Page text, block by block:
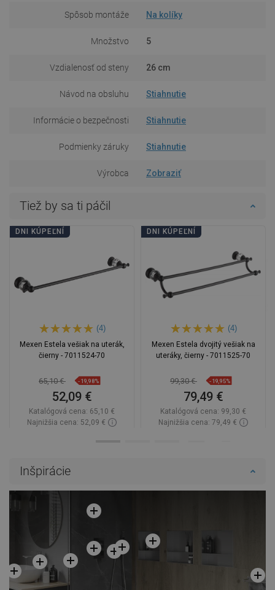
Spôsob montáže Na kolíky
Množstvo 5
Vzdialenosť od steny 26 cm
Návod na obsluhu Stiahnutie
Informácie o bezpečnosti Stiahnutie
Podmienky záruky Stiahnutie
Výrobca Zobraziť
Tiež by sa ti páčil
DNI KÚPEĽNÍ
(4)
Mexen Estela vešiak na uterák,
čierny - 7011524-70
65,10 € -19,98%
52,09 €
Katalógová cena: 65,10 €
Najnižšia cena: 52,09 €
DNI KÚPEĽNÍ
(4)
Mexen Estela dvojitý vešiak na
uteráky, čierny - 7011525-70
99,30 € -19,95%
79,49 €
Katalógová cena: 99,30 €
Najnižšia cena: 79,49 €
Inšpirácie